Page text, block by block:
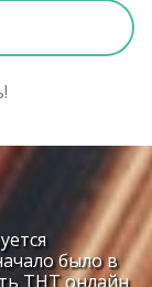
было в
ТНТ онлайн